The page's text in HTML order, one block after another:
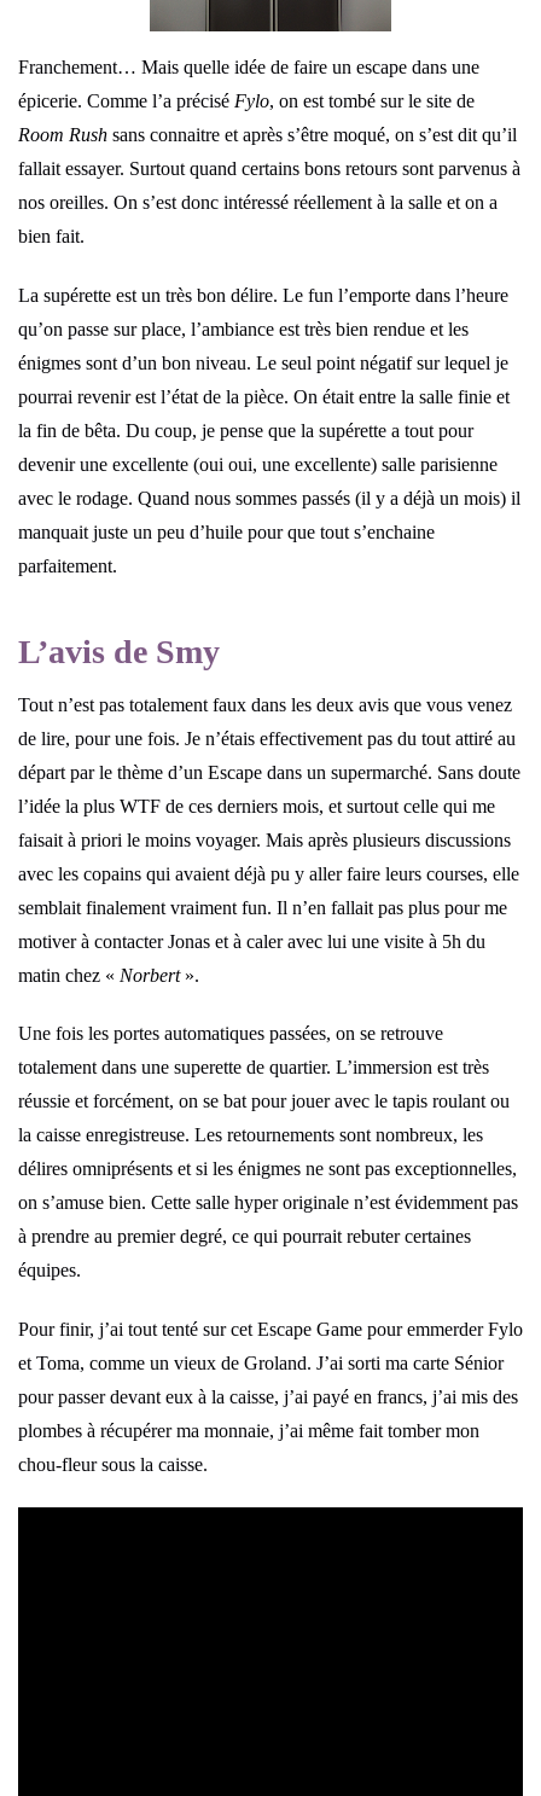
Franchement… Mais quelle idée de faire un escape dans une
épicerie. Comme l’a précisé Fylo, on est tombé sur le site de
Room Rush sans connaitre et après s’être moqué, on s’est dit qu’il
fallait essayer. Surtout quand certains bons retours sont parvenus à
nos oreilles. On s’est donc intéressé réellement à la salle et on a
bien fait.
La supérette est un très bon délire. Le fun l’emporte dans l’heure
qu’on passe sur place, l’ambiance est très bien rendue et les
énigmes sont d’un bon niveau. Le seul point négatif sur lequel je
pourrai revenir est l’état de la pièce. On était entre la salle finie et
la fin de bêta. Du coup, je pense que la supérette a tout pour
devenir une excellente (oui oui, une excellente) salle parisienne
avec le rodage. Quand nous sommes passés (il y a déjà un mois) il
manquait juste un peu d’huile pour que tout s’enchaine
parfaitement.
L’avis de Smy
Tout n’est pas totalement faux dans les deux avis que vous venez
de lire, pour une fois. Je n’étais effectivement pas du tout attiré au
départ par le thème d’un Escape dans un supermarché. Sans doute
l’idée la plus WTF de ces derniers mois, et surtout celle qui me
faisait à priori le moins voyager. Mais après plusieurs discussions
avec les copains qui avaient déjà pu y aller faire leurs courses, elle
semblait finalement vraiment fun. Il n’en fallait pas plus pour me
motiver à contacter Jonas et à caler avec lui une visite à 5h du
matin chez « Norbert».
Une fois les portes automatiques passées, on se retrouve
totalement dans une superette de quartier. L’immersion est très
réussie et forcément, on se bat pour jouer avec le tapis roulant ou
la caisse enregistreuse. Les retournements sont nombreux, les
délires omniprésents et si les énigmes ne sont pas exceptionnelles,
on s’amuse bien. Cette salle hyper originale n’est évidemment pas
à prendre au premier degré, ce qui pourrait rebuter certaines
équipes.
Pour finir, j’ai tout tenté sur cet Escape Game pour emmerder Fylo
et Toma, comme un vieux de Groland. J’ai sorti ma carte Sénior
pour passer devant eux à la caisse, j’ai payé en francs, j’ai mis des
plombes à récupérer ma monnaie, j’ai même fait tomber mon
chou-fleur sous la caisse.